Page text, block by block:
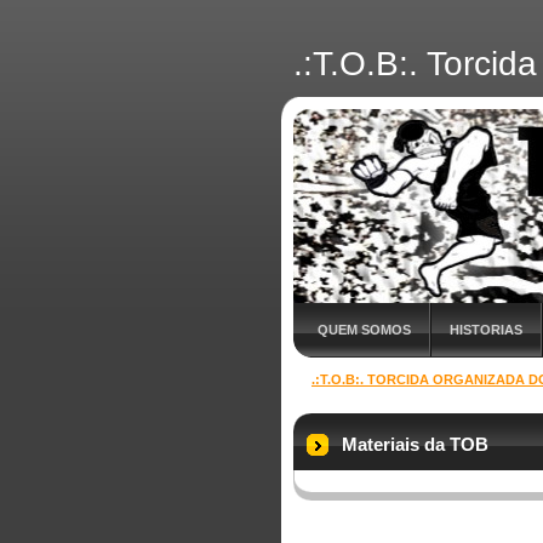
.:T.O.B:.
QUEM SOMOS HISTORIAS
.:T.O.B:. TORCIDA ORGANIZADA
Materiais da TOB